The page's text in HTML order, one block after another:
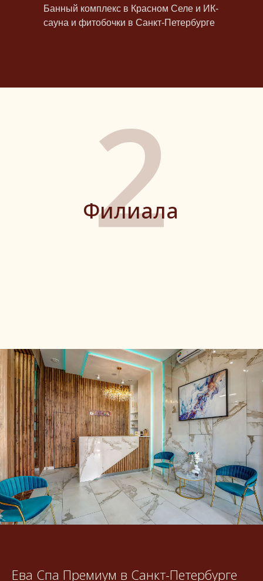
Банный комплекс в Красном Селе и ИК-
сауна и фитобочки в Санкт-Петербурге
2
Филиала
Ева Спа Премиум в Санкт-Петербурге